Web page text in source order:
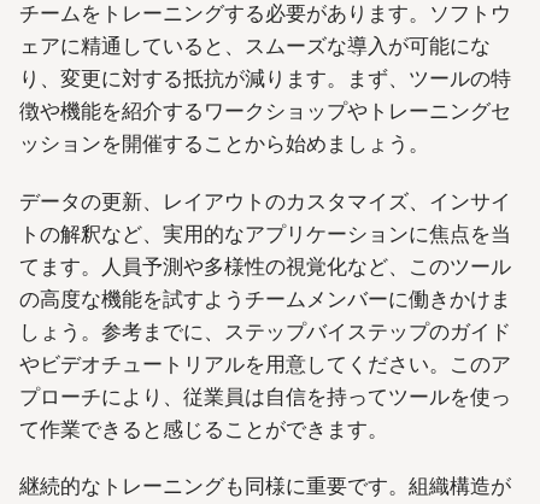
チームをトレーニングする必要があります。ソフトウ
ェアに精通していると、スムーズな導入が可能にな
り、変更に対する抵抗が減ります。まず、ツールの特
徴や機能を紹介するワークショップやトレーニングセ
ッションを開催することから始めましょう。
データの更新、レイアウトのカスタマイズ、インサイ
トの解釈など、実用的なアプリケーションに焦点を当
てます。人員予測や多様性の視覚化など、このツール
の高度な機能を試すようチームメンバーに働きかけま
しょう。参考までに、ステップバイステップのガイド
やビデオチュートリアルを用意してください。このア
プローチにより、従業員は自信を持ってツールを使っ
て作業できると感じることができます。
継続的なトレーニングも同様に重要です。組織構造が